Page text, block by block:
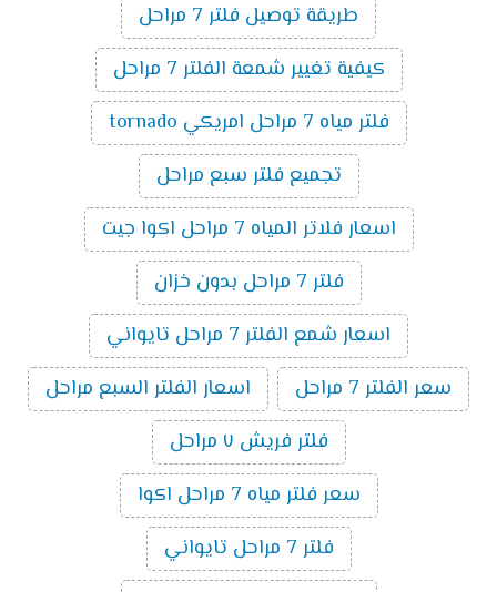
طريقة توصيل فلتر 7 مراحل
كيفية تغيير شمعة الفلتر 7 مراحل
فلتر مياه 7 مراحل امريكي tornado
تجميع فلتر سبع مراحل
اسعار فلاتر المياه 7 مراحل اكوا جيت
فلتر 7 مراحل بدون خزان
اسعار شمع الفلتر 7 مراحل تايواني
سعر الفلتر 7 مراحل
اسعار الفلتر السبع مراحل
فلتر فريش ٧ مراحل
سعر فلتر مياه 7 مراحل اكوا
فلتر 7 مراحل تايواني